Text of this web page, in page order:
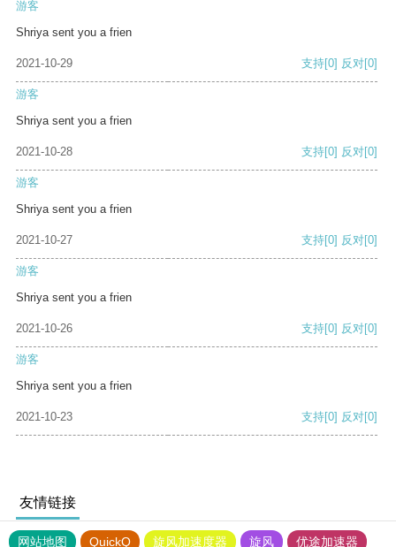
游客
Shriya sent you a frien
2021-10-29 支持[0] 反对[0]
游客
Shriya sent you a frien
2021-10-28 支持[0] 反对[0]
游客
Shriya sent you a frien
2021-10-27 支持[0] 反对[0]
游客
Shriya sent you a frien
2021-10-26 支持[0] 反对[0]
游客
Shriya sent you a frien
2021-10-23 支持[0] 反对[0]
友情链接
网站地图 QuickQ 旋风加速度器 旋风 优途加速器